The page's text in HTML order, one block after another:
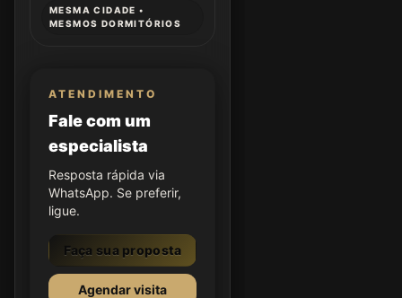
MESMA CIDADE •
MESMOS DORMITÓRIOS
ATENDIMENTO
Fale com um
especialista
Resposta rápida via
WhatsApp. Se preferir,
ligue.
Faça sua proposta
Agendar visita